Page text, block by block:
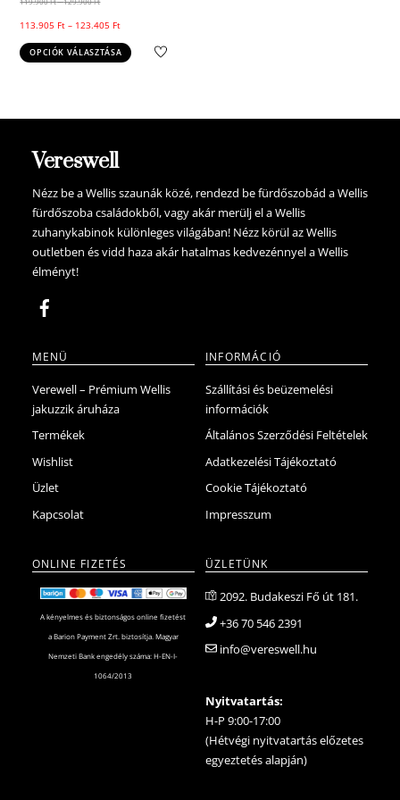
113.905 Ft – 123.405 Ft
OPCIÓK VÁLASZTÁSA
Ennek
változatok
a
termékoldalon
választhatók
Vereswell
Nézz be a Wellis szaunák közé, rendezd be fürdőszobád a Wellis
fürdőszoba családokből, vagy akár merülj el a Wellis
zuhanykabinok különleges világában! Nézz körül az Wellis
outletben és vidd haza akár hatalmas kedvezénnyel a Wellis
élményt!
MENÜ
Verewell – Prémium Wellis
jakuzzik áruháza
Termékek
Wishlist
Üzlet
Kapcsolat
INFORMÁCIÓ
Szállítási és beüzemelési
információk
Általános Szerződési Feltételek
Adatkezelési Tájékoztató
Cookie Tájékoztató
Impresszum
ONLINE FIZETÉS
A kényelmes és biztonságos online fizetést
a Barion Payment Zrt. biztosítja. Magyar
Nemzeti Bank engedély száma: H-EN-I-
1064/2013
ÜZLETÜNK
2092. Budakeszi Fő út 181.
+36 70 546 2391
info@vereswell.hu
Nyitvatartás:
H-P 9:00-17:00
(Hétvégi nyitvatartás előzetes
egyeztetés alapján)